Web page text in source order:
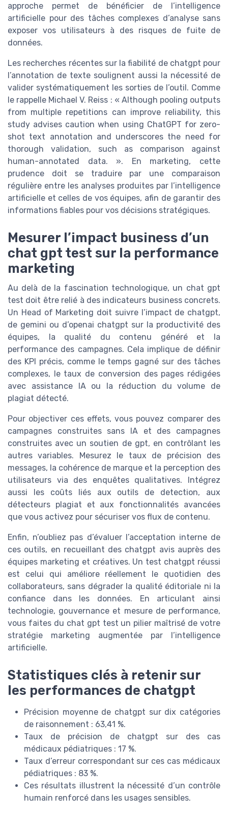
approche permet de bénéficier de l’intelligence
artificielle pour des tâches complexes d’analyse sans
exposer vos utilisateurs à des risques de fuite de
données.
Les recherches récentes sur la fiabilité de chatgpt pour
l’annotation de texte soulignent aussi la nécessité de
valider systématiquement les sorties de l’outil. Comme
le rappelle Michael V. Reiss : « Although pooling outputs
from multiple repetitions can improve reliability, this
study advises caution when using ChatGPT for zero-
shot text annotation and underscores the need for
thorough validation, such as comparison against
human-annotated data. ». En marketing, cette
prudence doit se traduire par une comparaison
régulière entre les analyses produites par l’intelligence
artificielle et celles de vos équipes, afin de garantir des
informations fiables pour vos décisions stratégiques.
Mesurer l’impact business d’un
chat gpt test sur la performance
marketing
Au delà de la fascination technologique, un chat gpt
test doit être relié à des indicateurs business concrets.
Un Head of Marketing doit suivre l’impact de chatgpt,
de gemini ou d’openai chatgpt sur la productivité des
équipes, la qualité du contenu généré et la
performance des campagnes. Cela implique de définir
des KPI précis, comme le temps gagné sur des tâches
complexes, le taux de conversion des pages rédigées
avec assistance IA ou la réduction du volume de
plagiat détecté.
Pour objectiver ces effets, vous pouvez comparer des
campagnes construites sans IA et des campagnes
construites avec un soutien de gpt, en contrôlant les
autres variables. Mesurez le taux de précision des
messages, la cohérence de marque et la perception des
utilisateurs via des enquêtes qualitatives. Intégrez
aussi les coûts liés aux outils de detection, aux
détecteurs plagiat et aux fonctionnalités avancées
que vous activez pour sécuriser vos flux de contenu.
Enfin, n’oubliez pas d’évaluer l’acceptation interne de
ces outils, en recueillant des chatgpt avis auprès des
équipes marketing et créatives. Un test chatgpt réussi
est celui qui améliore réellement le quotidien des
collaborateurs, sans dégrader la qualité éditoriale ni la
confiance dans les données. En articulant ainsi
technologie, gouvernance et mesure de performance,
vous faites du chat gpt test un pilier maîtrisé de votre
stratégie marketing augmentée par l’intelligence
artificielle.
Statistiques clés à retenir sur
les performances de chatgpt
Précision moyenne de chatgpt sur dix catégories
de raisonnement : 63,41 %.
Taux de précision de chatgpt sur des cas
médicaux pédiatriques : 17 %.
Taux d’erreur correspondant sur ces cas médicaux
pédiatriques : 83 %.
Ces résultats illustrent la nécessité d’un contrôle
humain renforcé dans les usages sensibles.